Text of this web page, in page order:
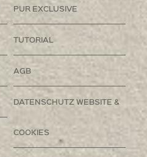
PUR EXCLUSIVE
TUTORIAL
AGB
DATENSCHUTZ WEBSITE &
COOKIES